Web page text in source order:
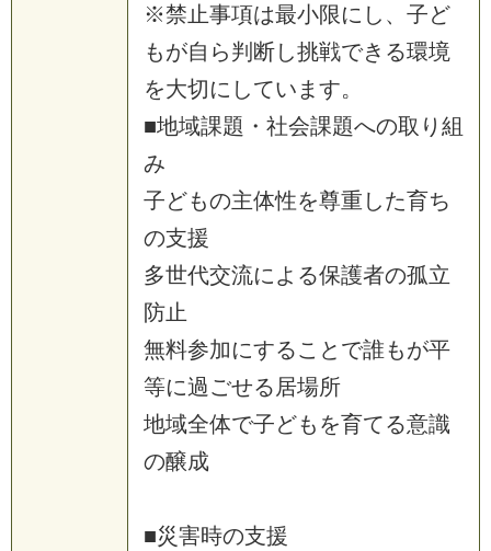
※禁止事項は最小限にし、子ど
もが自ら判断し挑戦できる環境
を大切にしています。
■地域課題・社会課題への取り組
み
子どもの主体性を尊重した育ち
の支援
多世代交流による保護者の孤立
防止
無料参加にすることで誰もが平
等に過ごせる居場所
地域全体で子どもを育てる意識
の醸成
■災害時の支援